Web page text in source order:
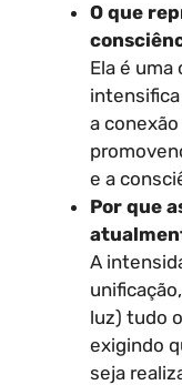
O que
Ela é uma
a
e a
Por que
A
luz) tudo
exigindo
seja